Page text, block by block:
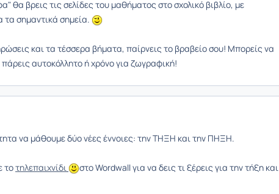
θα βρεις τις σελίδες του μαθήματος στο σχολικό βιβλίο, με
τα σημαντικά σημεία.
και τα τέσσερα βήματα, παίρνεις το βραβείο σου! Μπορείς να
αυτοκόλλητο ή χρόνο για ζωγραφική!
να μάθουμε δύο νέες έννοιες: την ΤΗΞΗ και την ΠΗΞΗ.
τοτηλεπαιχνίδι
στο Wordwall για να δεις τι ξέρεις για την τήξη και